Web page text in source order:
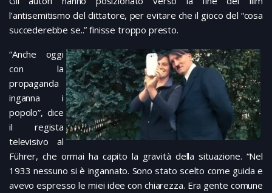
l’antisemitismo del dittatore, per evitare che il gioco del “cosa
succederebbe se..” finisse troppo presto.
“Anche oggi
con la
propaganda
inganna i
popolo”, dice
il regista
televisivo al
Führer, che ormai ha capito la gravità della situazione. “Nel
1933 nessuno si è ingannato. Sono stato scelto come guida e
avevo espresso le miei idee con chiarezza. Era gente comune